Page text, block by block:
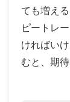
ても増え
ピートレ
ければい
むと、期